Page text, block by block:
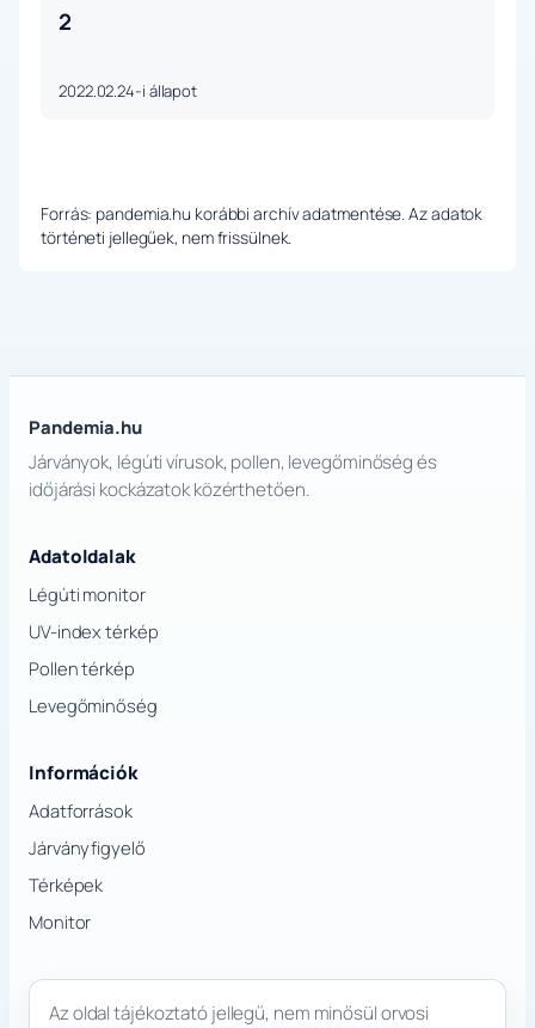
2
2022.02.24-i állapot
Forrás: pandemia.hu korábbi archív adatmentése. Az adatok
történeti jellegűek, nem frissülnek.
Pandemia.hu
Járványok, légúti vírusok, pollen, levegőminőség és
időjárási kockázatok közérthetően.
Adatoldalak
Légúti monitor
UV-index térkép
Pollen térkép
Levegőminőség
Információk
Adatforrások
Járványfigyelő
Térképek
Monitor
Az oldal tájékoztató jellegű, nem minősül orvosi